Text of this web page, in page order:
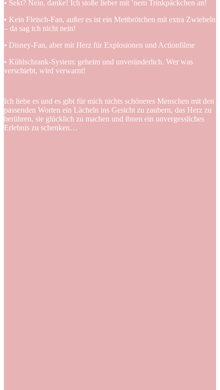
• Sekt? Nein, danke! Ich stoße lieber mit ’nem Trinkpäckchen an!
• Kein Fleisch-Fan, außer es ist ein Mettbrötchen mit extra Zwiebeln
– da sag ich nicht nein!
• Disney-Fan, aber mit Herz für Explosionen und Actionfilme
• Kühlschrank-System: geheim und unveränderlich. Wer was
verschiebt, wird verwarnt!
Ich liebe es und es gibt für mich nichts schöneres Menschen mit den
passenden Worten ein Lächeln ins Gesicht zu zaubern, das Herz zu
berühren, sie glücklich zu machen und ihnen ein unvergessliches
Erlebnis zu schenken…